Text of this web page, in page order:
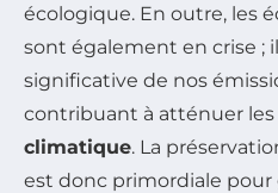
écologique. En outre, les
sont également en crise ;
significative de nos
contribuant à atténuer les
climatique. La
est donc primordiale pour